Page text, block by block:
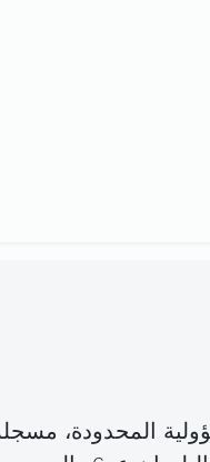
المحدودة،